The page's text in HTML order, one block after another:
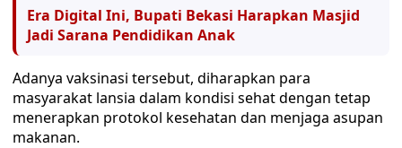
Era Digital Ini, Bupati Bekasi Harapkan Masjid
Jadi Sarana Pendidikan Anak
Adanya vaksinasi tersebut, diharapkan para
masyarakat lansia dalam kondisi sehat dengan tetap
menerapkan protokol kesehatan dan menjaga asupan
makanan.